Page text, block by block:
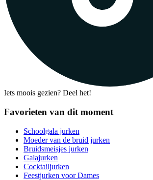
Iets moois gezien? Deel het!
Favorieten van dit moment
Schoolgala jurken
Moeder van de bruid jurken
Bruidsmeisjes jurken
Galajurken
Cocktailjurken
Feestjurken voor Dames